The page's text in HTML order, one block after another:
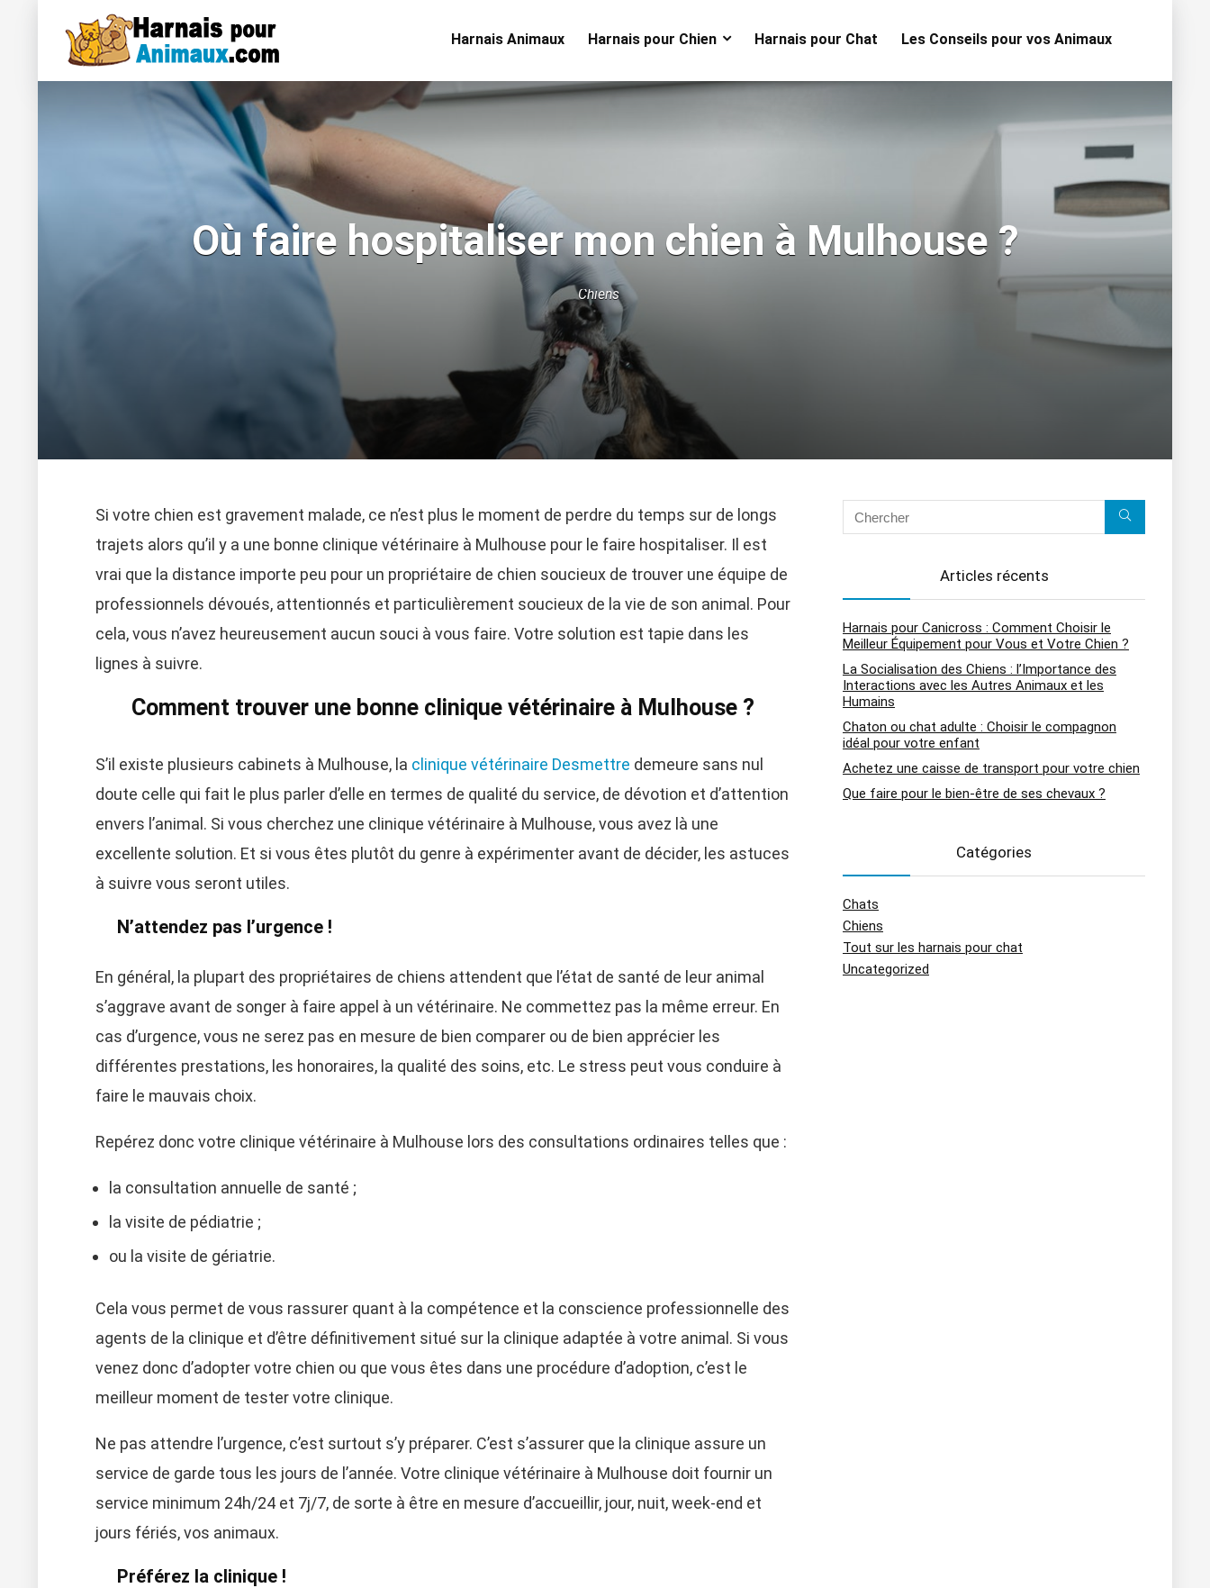
Harnais Animaux Harnais pour Chien Harnais pour Chat Les Conseils pour vos Animaux
Où faire hospitaliser mon chien à Mulhouse ?
Chiens
Si votre chien est gravement malade, ce n’est plus le moment de perdre du temps sur de longs
trajets alors qu’il y a une bonne clinique vétérinaire à Mulhouse pour le faire hospitaliser. Il est
vrai que la distance importe peu pour un propriétaire de chien soucieux de trouver une équipe de
professionnels dévoués, attentionnés et particulièrement soucieux de la vie de son animal. Pour
cela, vous n’avez heureusement aucun souci à vous faire. Votre solution est tapie dans les
lignes à suivre.
Comment trouver une bonne clinique vétérinaire à Mulhouse ?
S’il existe plusieurs cabinets à Mulhouse, la clinique vétérinaire Desmettre demeure sans nul
doute celle qui fait le plus parler d’elle en termes de qualité du service, de dévotion et d’attention
envers l’animal. Si vous cherchez une clinique vétérinaire à Mulhouse, vous avez là une
excellente solution. Et si vous êtes plutôt du genre à expérimenter avant de décider, les astuces
à suivre vous seront utiles.
N’attendez pas l’urgence !
En général, la plupart des propriétaires de chiens attendent que l’état de santé de leur animal
s’aggrave avant de songer à faire appel à un vétérinaire. Ne commettez pas la même erreur. En
cas d’urgence, vous ne serez pas en mesure de bien comparer ou de bien apprécier les
différentes prestations, les honoraires, la qualité des soins, etc. Le stress peut vous conduire à
faire le mauvais choix.
Repérez donc votre clinique vétérinaire à Mulhouse lors des consultations ordinaires telles que :
la consultation annuelle de santé ;
la visite de pédiatrie ;
ou la visite de gériatrie.
Cela vous permet de vous rassurer quant à la compétence et la conscience professionnelle des
agents de la clinique et d’être définitivement situé sur la clinique adaptée à votre animal. Si vous
venez donc d’adopter votre chien ou que vous êtes dans une procédure d’adoption, c’est le
meilleur moment de tester votre clinique.
Ne pas attendre l’urgence, c’est surtout s’y préparer. C’est s’assurer que la clinique assure un
service de garde tous les jours de l’année. Votre clinique vétérinaire à Mulhouse doit fournir un
service minimum 24h/24 et 7j/7, de sorte à être en mesure d’accueillir, jour, nuit, week-end et
jours fériés, vos animaux.
Préférez la clinique !
Articles récents
Harnais pour Canicross : Comment Choisir le
Meilleur Équipement pour Vous et Votre Chien ?
La Socialisation des Chiens : l’Importance des
Interactions avec les Autres Animaux et les
Humains
Chaton ou chat adulte : Choisir le compagnon
idéal pour votre enfant
Achetez une caisse de transport pour votre chien
Que faire pour le bien-être de ses chevaux ?
Catégories
Chats
Chiens
Tout sur les harnais pour chat
Uncategorized